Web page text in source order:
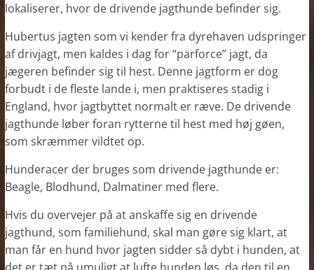
lokaliserer, hvor de drivende jagthunde befinder sig.
Hubertus jagten som vi kender fra dyrehaven udspringer
af drivjagt, men kaldes i dag for “parforce” jagt, da
jægeren befinder sig til hest. Denne jagtform er dog
forbudt i de fleste lande i, men praktiseres stadig i
England, hvor jagtbyttet normalt er ræve. De drivende
jagthunde løber foran rytterne til hest med høj gøen,
som skræmmer vildtet op.
Hunderacer der bruges som drivende jagthunde er:
Beagle, Blodhund, Dalmatiner med flere.
Hvis du overvejer på at anskaffe sig en drivende
jagthund, som familiehund, skal man gøre sig klart, at
man får en hund hvor jagten sidder så dybt i hunden, at